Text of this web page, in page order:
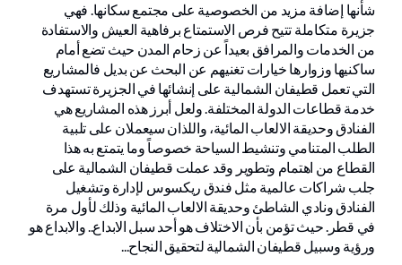
شأنها إضافة مزيد من الخصوصية على مجتمع سكانها. فهي
جزيرة متكاملة تتيح فرص الاستمتاع برفاهية العيش والاستفادة
من الخدمات والمرافق بعيداً عن زحام المدن حيث تضع أمام
ساكنيها وزوارها خيارات تغنيهم عن البحث عن بديل فالمشاريع
التي تعمل قطيفان الشمالية على إنشائها في الجزيرة تستهدف
خدمة قطاعات الدولة المختلفة. ولعل أبرز هذه المشاريع هي
الفنادق وحديقة الالعاب المائية، واللذان سيعملان على تلبية
الطلب المتنامي وتنشيط السياحة خصوصاً وما يتمتع به هذا
القطاع من اهتمام وتطوير وقد عملت قطيفان الشمالية على
جلب شراكات عالمية مثل فندق ريكسوس لإدارة وتشغيل
الفنادق ونادي الشاطئ وحديقة الالعاب المائية وذلك لأول مرة
في قطر. حيث تؤمن بأن الاختلاف هو أحد سبل الابداع.. والابداع هو
ورؤية وسبيل قطيفان الشمالية لتحقيق النجاح...